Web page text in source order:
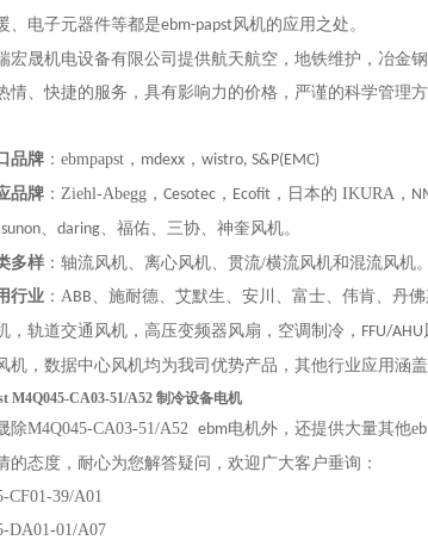
、电子元器件等都是ebm-papst风机的应用之处。
宏晟机电设备有限公司提供航天航空，地铁维护，冶金
情、快捷的服务，具有影响力的价格，严谨的科学管理
品牌 ：ebmpapst， mdexx ， wistro, S&P(EMC)
品牌 ： Ziehl-Abegg， Cesotec ， Ecofit ， 日本的 IKURA， N
sunon、 daring、福佑、三协、神奎风机。
多样 ： 轴流风机、离心风机、贯流/横流风机和混流风机。
行业 ： ABB、 施耐德、艾默生、安川、富士、伟肯、丹佛
，轨道交通风机，高压变频器风扇， 空调制冷， FFU/AHU
机，数据中心风机均为我司优势产品，其他行业应用涵
M4Q045-CA03-51/A52 制冷设备电机
除M4Q045-CA03-51/A52 ebm电机外，还提供大量其他e
的态度，耐心为您解答疑问，欢迎广大客户垂询：
CF01-39/A01
DA01-01/A07